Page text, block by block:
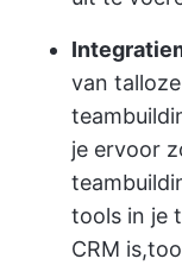
van
je ervoor
tools in je
CRM is,